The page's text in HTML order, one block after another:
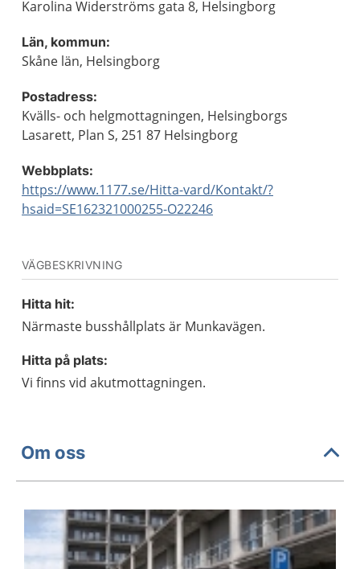
Karolina Widerströms gata 8, Helsingborg
Län, kommun:
Skåne län, Helsingborg
Postadress:
Kvälls- och helgmottagningen, Helsingborgs
Lasarett, Plan S, 251 87 Helsingborg
Webbplats:
https://www.1177.se/Hitta-vard/Kontakt/?
hsaid=SE162321000255-O22246
VÄGBESKRIVNING
Hitta hit:
Närmaste busshållplats är Munkavägen.
Hitta på plats:
Vi finns vid akutmottagningen.
Om oss